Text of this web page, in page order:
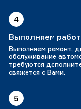
4
Выполняем
Выполняем ремонт,
обслуживание
требуются
свяжется с Вами.
5